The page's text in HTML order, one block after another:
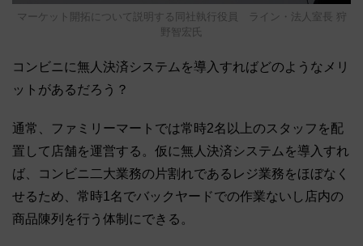
マーケット開拓について説明する同社執行役員 ライン・法人室長 狩
野智宏氏
コンビニに無人決済システムを導入すればどのようなメリ
ットがあるだろう？
通常、ファミリーマートでは常時2名以上のスタッフを配
置して店舗を運営する。仮に無人決済システムを導入すれ
ば、コンビニ二大業務の片割れであるレジ業務をほぼなく
せるため、常時1名でバックヤードでの作業ないし店内の
商品陳列を行う体制にできる。